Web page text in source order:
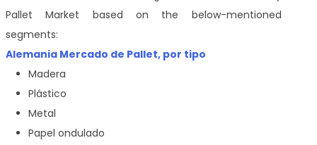
Pallet Market based on the below-mentioned
segments:
Alemania Mercado de Pallet, por tipo
Madera
Plástico
Metal
Papel ondulado